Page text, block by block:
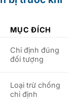
MỤC ĐÍCH
Chỉ định đúng
đối tượng
Loại trừ chống
chỉ định